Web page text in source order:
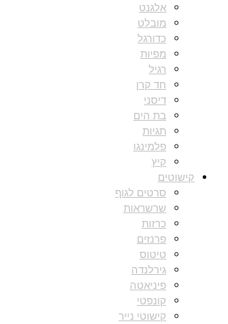
אלגנט
מובלט
כדורגל
מפיות
רגיל
חד קרן
דיסני
בת הים
תגיות
פלמינגו
קיץ
קישוטים
סרטים לגוף
שרשראות
כרזות
פרנזים
טיטוס
גירלנדה
פיניאטה
קונפטי
קישוטי נייר